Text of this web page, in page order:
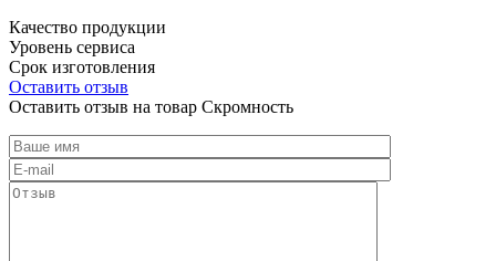
Качество продукции
Уровень сервиса
Срок изготовления
Оставить отзыв
Оставить отзыв на товар Скромность